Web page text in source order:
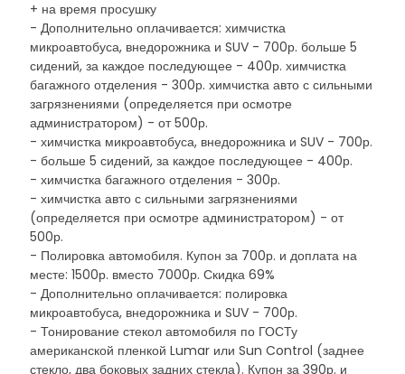
+ на время просушку
- Дополнительно оплачивается: химчистка
микроавтобуса, внедорожника и SUV - 700р. больше 5
сидений, за каждое последующее - 400р. химчистка
багажного отделения - 300р. химчистка авто с сильными
загрязнениями (определяется при осмотре
администратором) - от 500р.
- химчистка микроавтобуса, внедорожника и SUV - 700р.
- больше 5 сидений, за каждое последующее - 400р.
- химчистка багажного отделения - 300р.
- химчистка авто с сильными загрязнениями
(определяется при осмотре администратором) - от
500р.
- Полировка автомобиля. Купон за 700р. и доплата на
месте: 1500р. вместо 7000р. Скидка 69%
- Дополнительно оплачивается: полировка
микроавтобуса, внедорожника и SUV - 700р.
- Тонирование стекол автомобиля по ГОСТу
американской пленкой Lumar или Sun Control (заднее
стекло, два боковых задних стекла). Купон за 390р. и